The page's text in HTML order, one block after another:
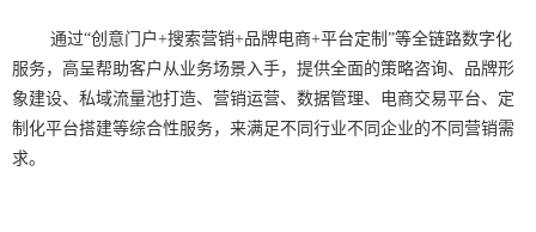
通过“创意门户+搜索营销+品牌电商+平台定制”等全链路数字化
服务，高呈帮助客户从业务场景入手，提供全面的策略咨询、品牌形
象建设、私域流量池打造、营销运营、数据管理、电商交易平台、定
制化平台搭建等综合性服务，来满足不同行业不同企业的不同营销需
求。